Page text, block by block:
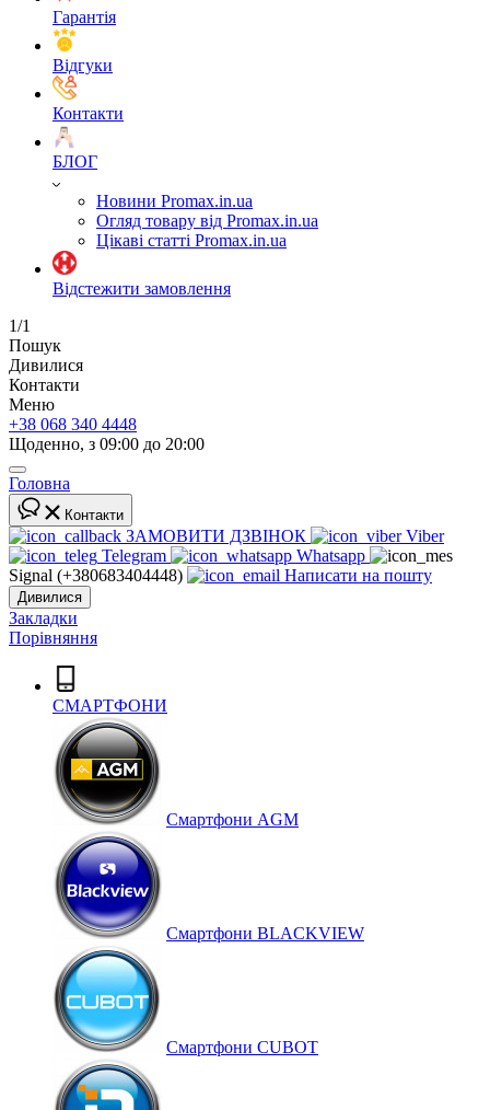
Гарантія
Відгуки
Контакти
БЛОГ
Новини Promax.in.ua
Огляд товару від Promax.in.ua
Цікаві статті Promax.in.ua
Відстежити замовлення
1/1
Пошук
Дивилися
Контакти
Меню
+38 068 340 4448
Щоденно, з 09:00 до 20:00
Головна
Контакти
ЗАМОВИТИ ДЗВІНОК
Viber
Telegram
Whatsapp
Signal (+380683404448)
Написати на пошту
Дивилися
Закладки
Порівняння
СМАРТФОНИ
Cмартфони AGM
Смартфони BLACKVIEW
Смартфони CUBOT